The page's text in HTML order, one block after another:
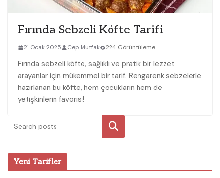
Fırında Sebzeli Köfte Tarifi
21 Ocak 2025 Cep Mutfak 224 Görüntüleme
Fırında sebzeli köfte, sağlıklı ve pratik bir lezzet
arayanlar için mükemmel bir tarif. Rengarenk sebzelerle
hazırlanan bu köfte, hem çocukların hem de
yetişkinlerin favorisi!
Ara
Yeni Tarifler